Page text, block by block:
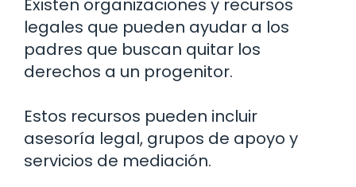
Existen organizaciones y recursos
legales que pueden ayudar a los
padres que buscan quitar los
derechos a un progenitor.
Estos recursos pueden incluir
asesoría legal, grupos de apoyo y
servicios de mediación.